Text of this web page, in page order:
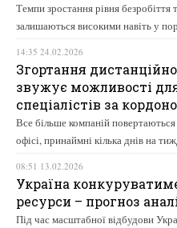
Темпи зростання рівня безробіття
залишаються високими навіть у
14:35 24.02.2026
Згортання
звужує можливості
спеціалістів за
Все більше компаній
офісі, принаймні кілька днів на
08:51 13.02.2026
Україна
ресурси – прогноз
Під час масштабної відбудови